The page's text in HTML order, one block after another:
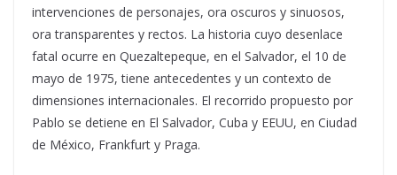
intervenciones de personajes, ora oscuros y sinuosos,
ora transparentes y rectos. La historia cuyo desenlace
fatal ocurre en Quezaltepeque, en el Salvador, el 10 de
mayo de 1975, tiene antecedentes y un contexto de
dimensiones internacionales. El recorrido propuesto por
Pablo se detiene en El Salvador, Cuba y EEUU, en Ciudad
de México, Frankfurt y Praga.